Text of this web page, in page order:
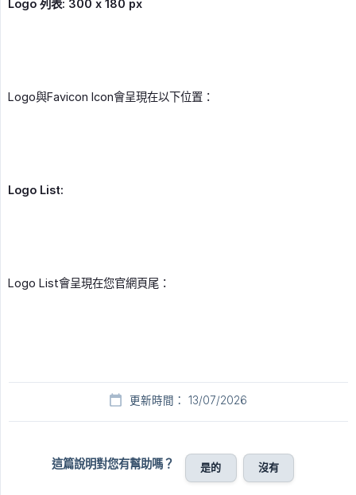
Logo 列表: 300 x 180 px
Logo與Favicon Icon會呈現在以下位置：
Logo List:
Logo List會呈現在您官網頁尾：
更新時間： 13/07/2026
這篇說明對您有幫助嗎？ 是的 沒有